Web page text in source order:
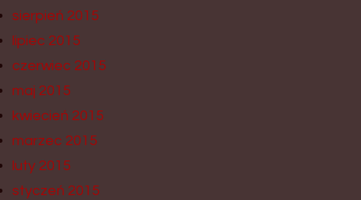
sierpień 2015
lipiec 2015
czerwiec 2015
maj 2015
kwiecień 2015
marzec 2015
luty 2015
styczeń 2015